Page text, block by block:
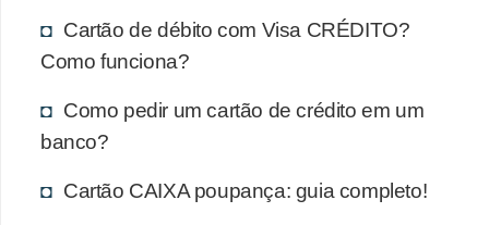
Cartão de débito com Visa CRÉDITO?
Como funciona?
Como pedir um cartão de crédito em um
banco?
Cartão CAIXA poupança: guia completo!